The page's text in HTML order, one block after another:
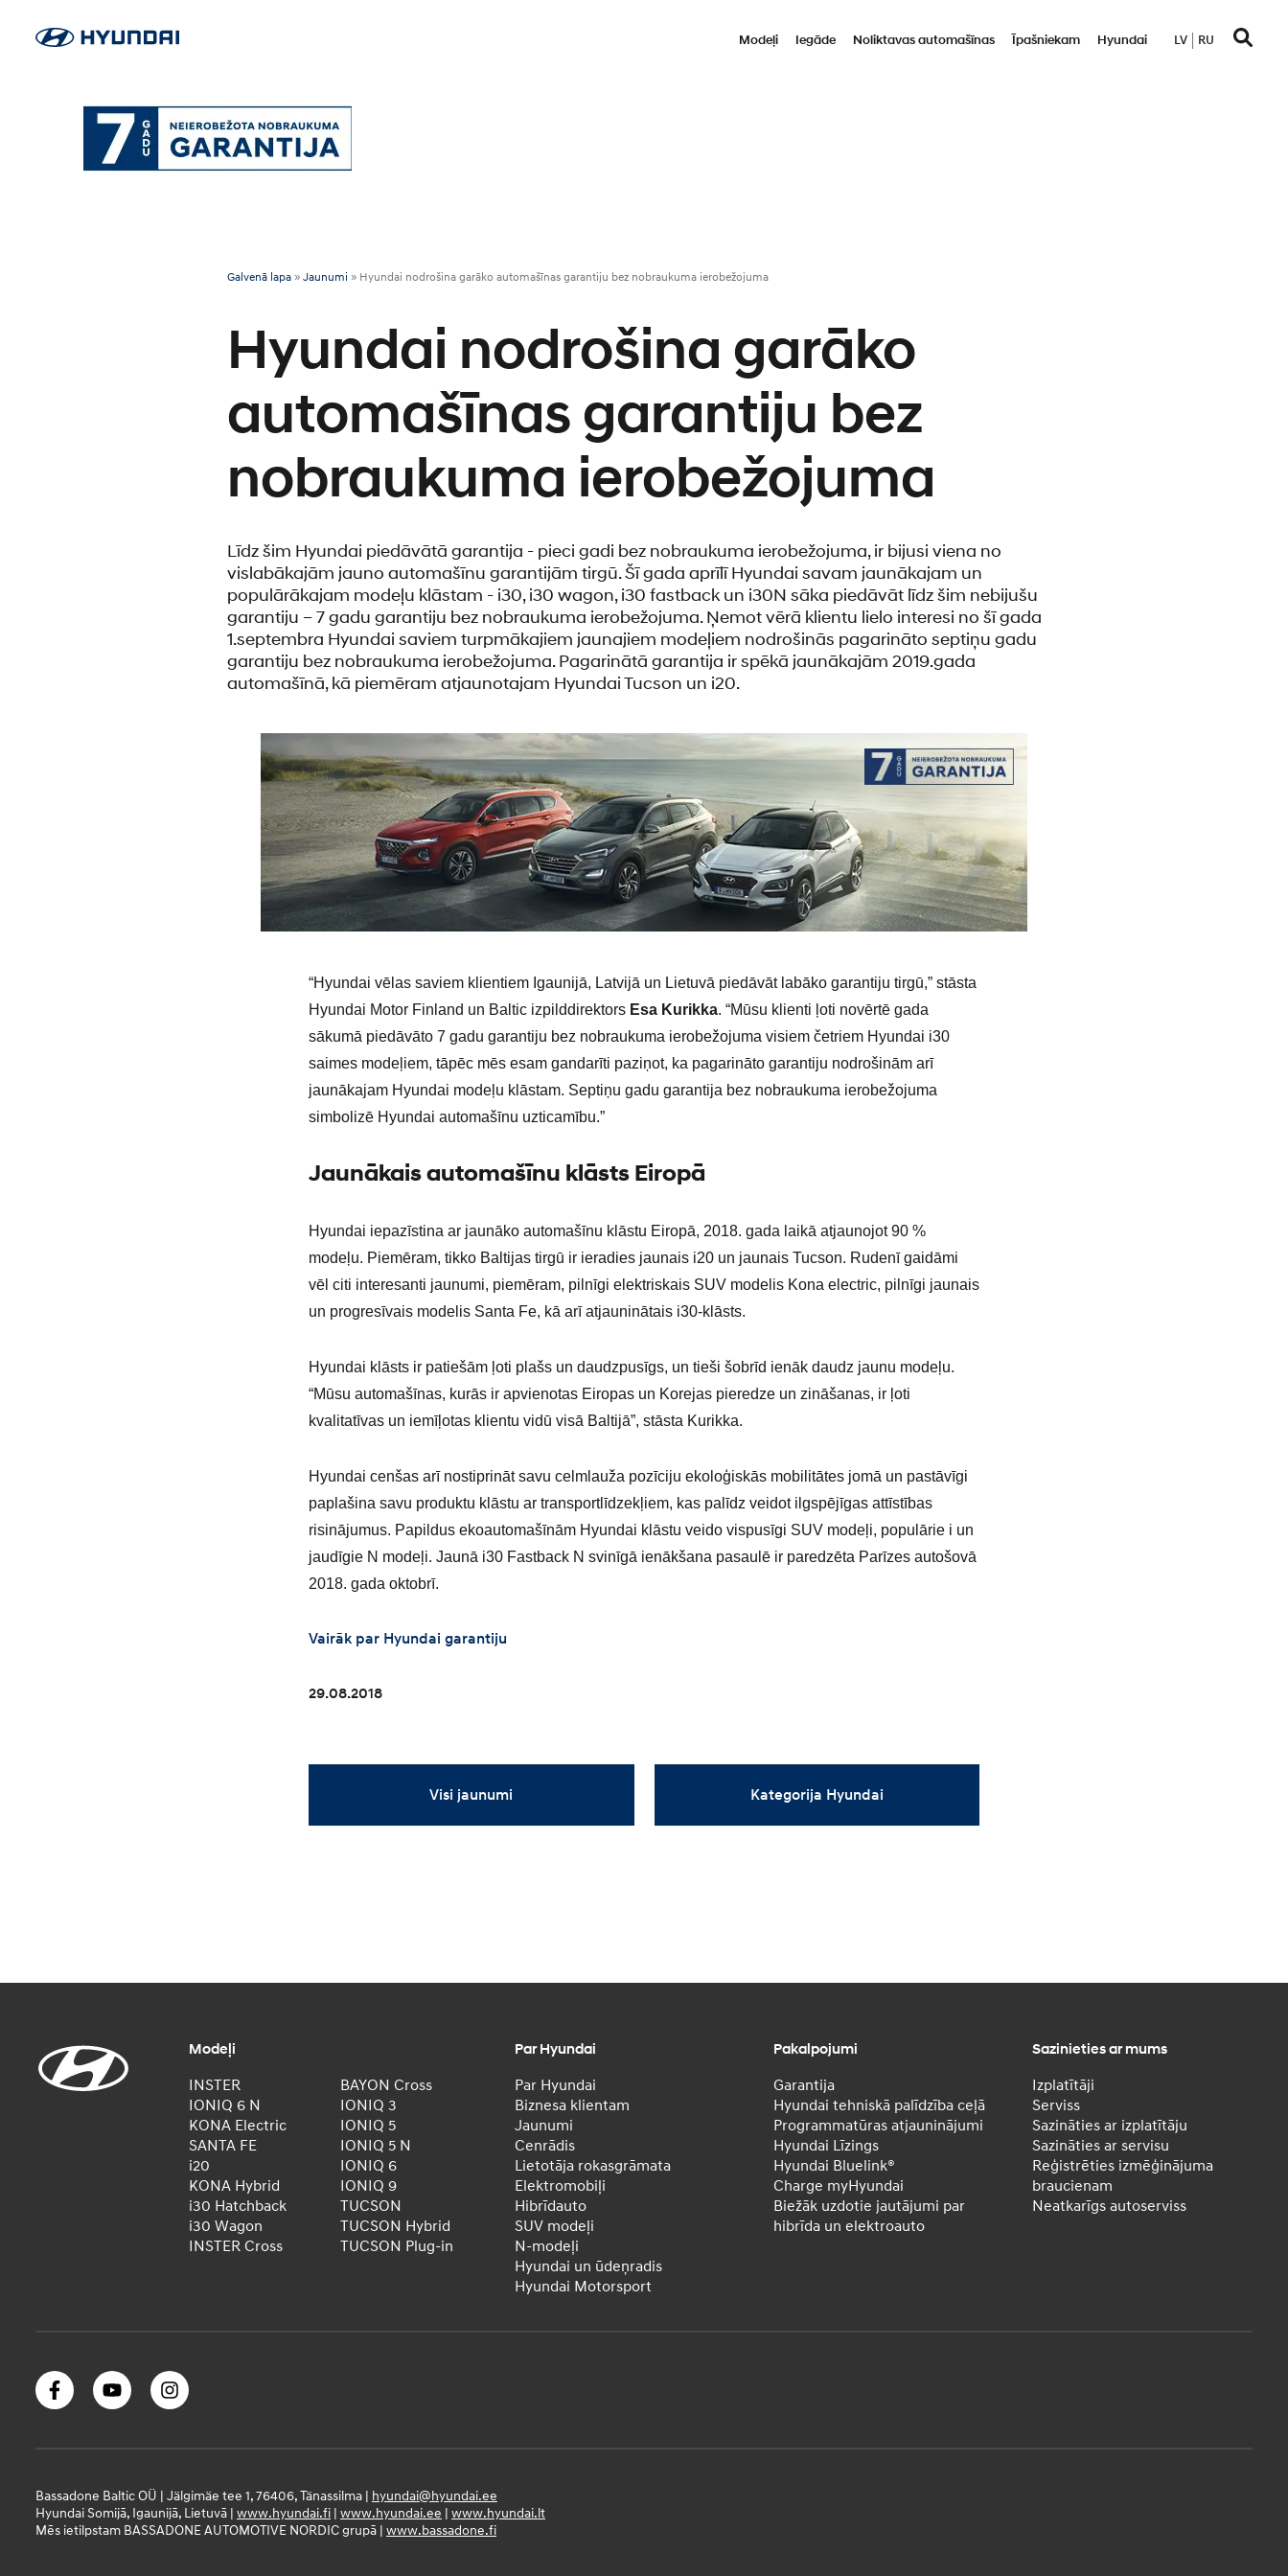
Modeļi Iegāde Noliktavas automašīnas Īpašniekam Hyundai LV RU
Galvenā lapa » Jaunumi » Hyundai nodrošina garāko automašīnas garantiju bez nobraukuma ierobežojuma
Hyundai nodrošina garāko
automašīnas garantiju bez
nobraukuma ierobežojuma
Līdz šim Hyundai piedāvātā garantija - pieci gadi bez nobraukuma ierobežojuma, ir bijusi viena no
vislabākajām jauno automašīnu garantijām tirgū. Šī gada aprīlī Hyundai savam jaunākajam un
populārākajam modeļu klāstam - i30, i30 wagon, i30 fastback un i30N sāka piedāvāt līdz šim nebijušu
garantiju – 7 gadu garantiju bez nobraukuma ierobežojuma. Ņemot vērā klientu lielo interesi no šī gada
1.septembra Hyundai saviem turpmākajiem jaunajiem modeļiem nodrošinās pagarināto septiņu gadu
garantiju bez nobraukuma ierobežojuma. Pagarinātā garantija ir spēkā jaunākajām 2019.gada
automašīnā, kā piemēram atjaunotajam Hyundai Tucson un i20.
“Hyundai vēlas saviem klientiem Igaunijā, Latvijā un Lietuvā piedāvāt labāko garantiju tirgū,” stāsta
Hyundai Motor Finland un Baltic izpilddirektors Esa Kurikka. “Mūsu klienti ļoti novērtē gada
sākumā piedāvāto 7 gadu garantiju bez nobraukuma ierobežojuma visiem četriem Hyundai i30
saimes modeļiem, tāpēc mēs esam gandarīti paziņot, ka pagarināto garantiju nodrošinām arī
jaunākajam Hyundai modeļu klāstam. Septiņu gadu garantija bez nobraukuma ierobežojuma
simbolizē Hyundai automašīnu uzticamību.”
Jaunākais automašīnu klāsts Eiropā
Hyundai iepazīstina ar jaunāko automašīnu klāstu Eiropā, 2018. gada laikā atjaunojot 90 %
modeļu. Piemēram, tikko Baltijas tirgū ir ieradies jaunais i20 un jaunais Tucson. Rudenī gaidāmi
vēl citi interesanti jaunumi, piemēram, pilnīgi elektriskais SUV modelis Kona electric, pilnīgi jaunais
un progresīvais modelis Santa Fe, kā arī atjauninātais i30-klāsts.
Hyundai klāsts ir patiešām ļoti plašs un daudzpusīgs, un tieši šobrīd ienāk daudz jaunu modeļu.
“Mūsu automašīnas, kurās ir apvienotas Eiropas un Korejas pieredze un zināšanas, ir ļoti
kvalitatīvas un iemīļotas klientu vidū visā Baltijā”, stāsta Kurikka.
Hyundai cenšas arī nostiprināt savu celmlauža pozīciju ekoloģiskās mobilitātes jomā un pastāvīgi
paplašina savu produktu klāstu ar transportlīdzekļiem, kas palīdz veidot ilgspējīgas attīstības
risinājumus. Papildus ekoautomašīnām Hyundai klāstu veido vispusīgi SUV modeļi, populārie i un
jaudīgie N modeļi. Jaunā i30 Fastback N svinīgā ienākšana pasaulē ir paredzēta Parīzes autošovā
2018. gada oktobrī.
Vairāk par Hyundai garantiju
29.08.2018
Visi jaunumi Kategorija Hyundai
Modeļi
INSTER
IONIQ 6 N
KONA Electric
SANTA FE
i20
KONA Hybrid
i30 Hatchback
i30 Wagon
INSTER Cross
BAYON Cross
IONIQ 3
IONIQ 5
IONIQ 5 N
IONIQ 6
IONIQ 9
TUCSON
TUCSON Hybrid
TUCSON Plug-in
Par Hyundai
Par Hyundai
Biznesa klientam
Jaunumi
Cenrādis
Lietotāja rokasgrāmata
Elektromobiļi
Hibrīdauto
SUV modeļi
N-modeļi
Hyundai un ūdeņradis
Hyundai Motorsport
Pakalpojumi
Garantija
Hyundai tehniskā palīdzība ceļā
Programmatūras atjauninājumi
Hyundai Līzings
Hyundai Bluelink®
Charge myHyundai
Biežāk uzdotie jautājumi par
hibrīda un elektroauto
Sazinieties ar mums
Izplatītāji
Serviss
Sazināties ar izplatītāju
Sazināties ar servisu
Reģistrēties izmēģinājuma
braucienam
Neatkarīgs autoserviss
Bassadone Baltic OÜ | Jälgimäe tee 1, 76406, Tänassilma | hyundai@hyundai.ee
Hyundai Somijā, Igaunijā, Lietuvā | www.hyundai.fi | www.hyundai.ee | www.hyundai.lt
Mēs ietilpstam BASSADONE AUTOMOTIVE NORDIC grupā | www.bassadone.fi